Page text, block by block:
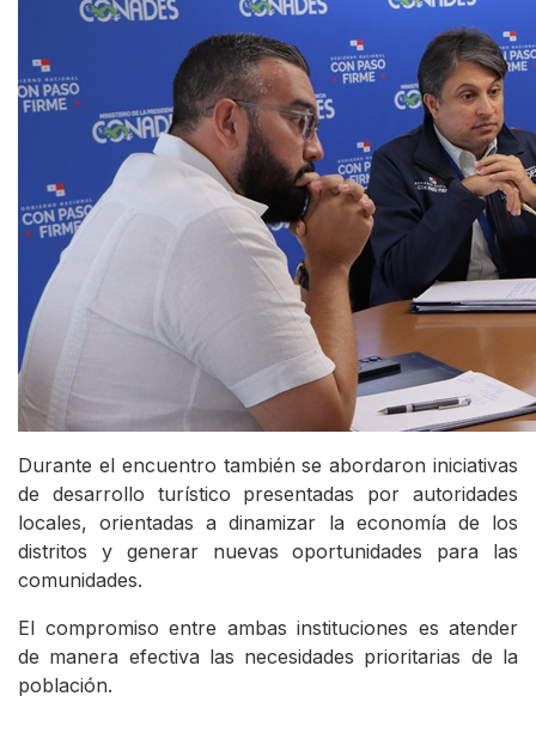
Durante el encuentro también se abordaron iniciativas
de desarrollo turístico presentadas por autoridades
locales, orientadas a dinamizar la economía de los
distritos y generar nuevas oportunidades para las
comunidades.
El compromiso entre ambas instituciones es atender
de manera efectiva las necesidades prioritarias de la
población.